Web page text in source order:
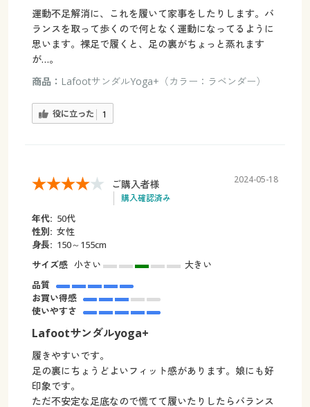
運動不足解消に、これを履いて家事をしたりします。バ
ランスを取って歩くので何となく運動になってるように
思います。裸足で履くと、足の裏がちょっと蒸れます
が…。
商品： LafootサンダルYoga+（カラー：ラベンダー）
役に立った 1
ご購入者様
購入確認済み
2024-05-18
年代: 50代
性別: 女性
身長: 150～155cm
サイズ感 小さい
大きい
品質
お買い得感
使いやすさ
Lafootサンダルyoga+
履きやすいです。
足の裏にちょうどよいフィット感があります。娘にも好
印象です。
ただ不安定な足底なので慌てて履いたりしたらバランス